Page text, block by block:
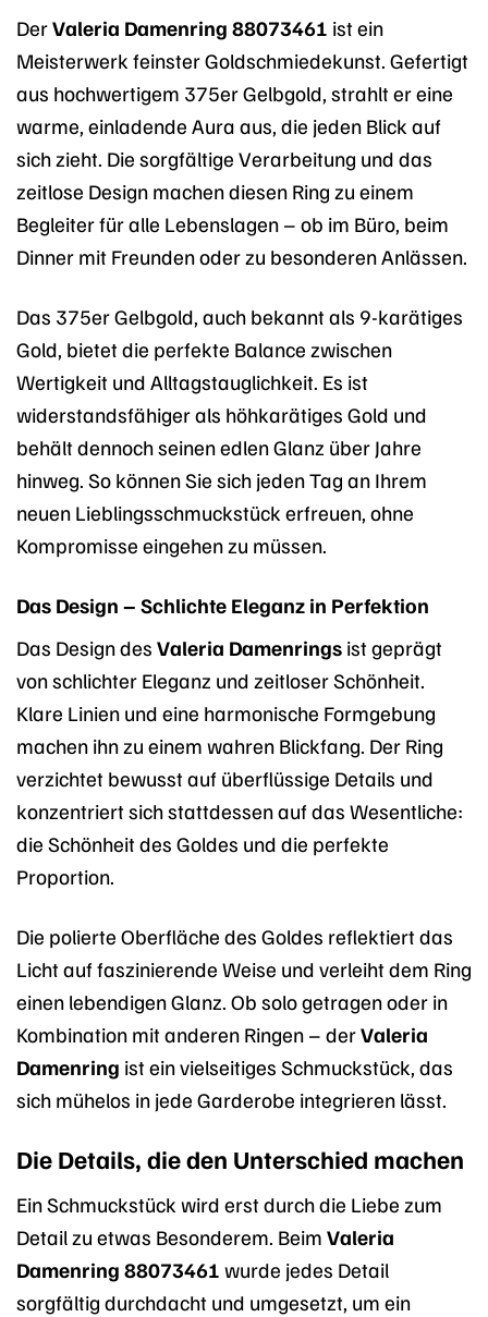
DerValeria Damenring 88073461 ist ein
Meisterwerk feinster Goldschmiedekunst. Gefertigt
aus hochwertigem 375er Gelbgold, strahlt er eine
warme, einladende Aura aus, die jeden Blick auf
sich zieht. Die sorgfältige Verarbeitung und das
zeitlose Design machen diesen Ring zu einem
Begleiter für alle Lebenslagen – ob im Büro, beim
Dinner mit Freunden oder zu besonderen Anlässen.
Das 375er Gelbgold, auch bekannt als 9-karätiges
Gold, bietet die perfekte Balance zwischen
Wertigkeit und Alltagstauglichkeit. Es ist
widerstandsfähiger als höhkarätiges Gold und
behält dennoch seinen edlen Glanz über Jahre
hinweg. So können Sie sich jeden Tag an Ihrem
neuen Lieblingsschmuckstück erfreuen, ohne
Kompromisse eingehen zu müssen.
Das Design – Schlichte Eleganz in Perfektion
Das Design des Valeria Damenrings ist geprägt
von schlichter Eleganz und zeitloser Schönheit.
Klare Linien und eine harmonische Formgebung
machen ihn zu einem wahren Blickfang. Der Ring
verzichtet bewusst auf überflüssige Details und
konzentriert sich stattdessen auf das Wesentliche:
die Schönheit des Goldes und die perfekte
Proportion.
Die polierte Oberfläche des Goldes reflektiert das
Licht auf faszinierende Weise und verleiht dem Ring
einen lebendigen Glanz. Ob solo getragen oder in
Kombination mit anderen Ringen – derValeria
Damenring ist ein vielseitiges Schmuckstück, das
sich mühelos in jede Garderobe integrieren lässt.
Die Details, die den Unterschied machen
Ein Schmuckstück wird erst durch die Liebe zum
Detail zu etwas Besonderem. Beim Valeria
Damenring 88073461 wurde jedes Detail
sorgfältig durchdacht und umgesetzt, um ein